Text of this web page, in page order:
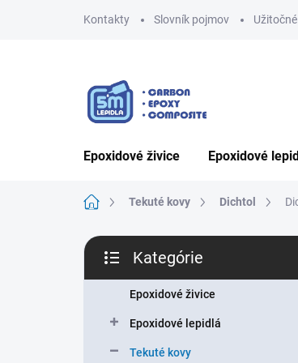
Kontakty Slovník pojmov
epoxidové živice epoxidové
DomovTekuté kovy Dichtol
B
č
kategórie
Kategórie
Epoxidové živice
Epoxidové lepidlá
Tekuté kovy